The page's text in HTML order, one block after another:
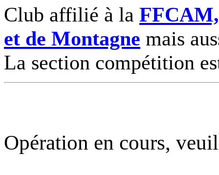
Club affilié à la
et de Montagne mais
La section compétition
Opération en cours,